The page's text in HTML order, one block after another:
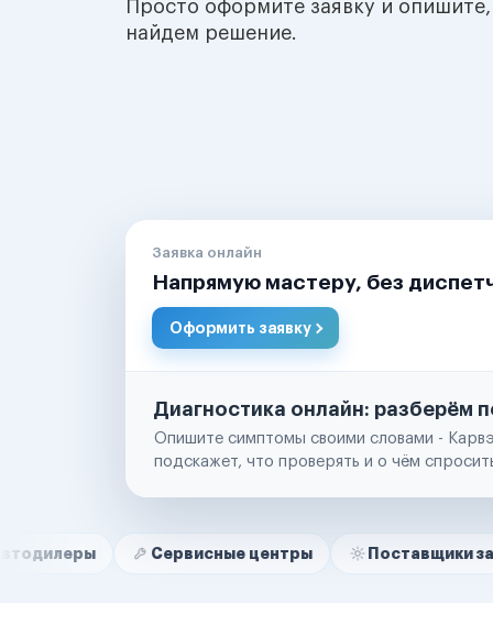
Просто оформите заявку и
найдем решение.
Заявка онлайн
Напрямую мастеру, без
Оформить заявку
Диагностика онлайн: разберём
Опишите симптомы своими словами -
подскажет, что проверять и о чём
Нам доверяют
Сервисные центры Поставщики запчастей
Маркетплейсы